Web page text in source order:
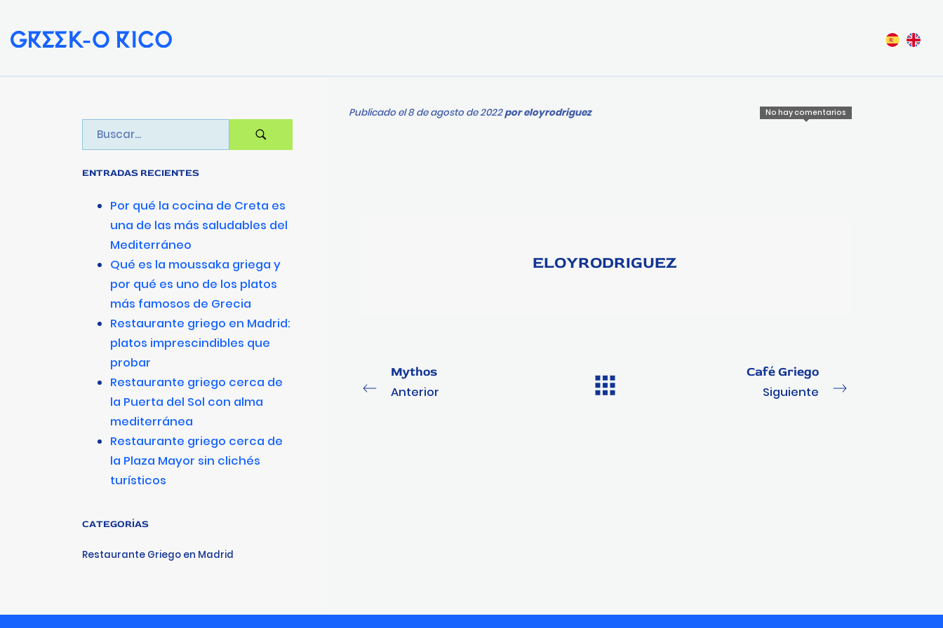
No hay comentarios
Publicado el 8 de agosto de 2022poreloyrodriguez
ELOYRODRIGUEZ
Mythos
Anterior
Café Griego
Siguiente
ENTRADAS RECIENTES
Por qué la cocina de Creta es
una de las más saludables del
Mediterráneo
Qué es la moussaka griega y
por qué es uno de los platos
más famosos de Grecia
Restaurante griego en Madrid:
platos imprescindibles que
probar
Restaurante griego cerca de
la Puerta del Sol con alma
mediterránea
Restaurante griego cerca de
la Plaza Mayor sin clichés
turísticos
CATEGORÍAS
Restaurante Griego en Madrid